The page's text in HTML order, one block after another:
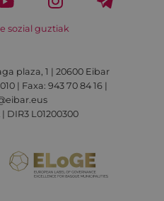
sozial guztiak
plaza, 1 | 20600 Eibar
| Faxa: 943 70 84 16 |
| DIR3 L01200300